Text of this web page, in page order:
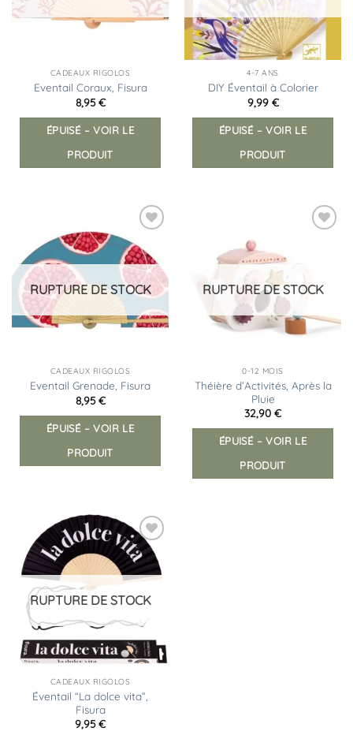
CADEAUX RIGOLOS
Eventail Coraux, Fisura
8,95€
ÉPUISÉ – VOIR LE
PRODUIT
4-7 ANS
DIY Éventail à Colorier
9,99 €
ÉPUISÉ – VOIR LE
PRODUIT
Ajouter
à la
liste
d’envies
RUPTURE DE STOCK
CADEAUX RIGOLOS
Eventail Grenade, Fisura
8,95€
ÉPUISÉ – VOIR LE
PRODUIT
RUPTURE DE STOCK
0-12 MOIS
Théière d’Activités, Après la
Pluie
32,90 €
ÉPUISÉ – VOIR LE
PRODUIT
Ajouter
à la
liste
RUPTURE DE STOCK
CADEAUX RIGOLOS
Éventail “La dolce vita”,
Fisura
9,95€